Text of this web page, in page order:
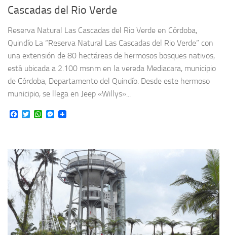
Cascadas del Rio Verde
Reserva Natural Las Cascadas del Rio Verde en Córdoba,
Quindío La “Reserva Natural Las Cascadas del Rio Verde” con
una extensión de 80 hectáreas de hermosos bosques nativos,
está ubicada a 2.100 msnm en la vereda Mediacara, municipio
de Córdoba, Departamento del Quindío. Desde este hermoso
municipio, se llega en Jeep «Willys»...
Facebook
TwitterWhatsApp
Messenger